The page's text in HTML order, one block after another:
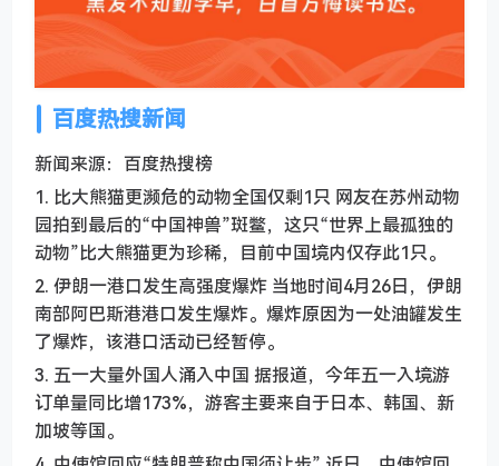
百度热搜新闻
新闻来源：百度热搜榜
1. 比大熊猫更濒危的动物全国仅剩1只 网友在苏州动物
园拍到最后的“中国神兽”斑鳖，这只“世界上最孤独的
动物”比大熊猫更为珍稀，目前中国境内仅存此1只。
2. 伊朗一港口发生高强度爆炸 当地时间4月26日，伊朗
南部阿巴斯港港口发生爆炸。爆炸原因为一处油罐发生
了爆炸，该港口活动已经暂停。
3. 五一大量外国人涌入中国 据报道，今年五一入境游
订单量同比增173%，游客主要来自于日本、韩国、新
加坡等国。